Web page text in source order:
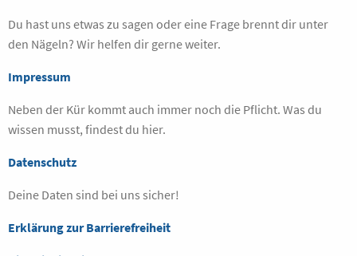
Du hast uns etwas zu sagen oder eine Frage brennt dir unter
den Nägeln? Wir helfen dir gerne weiter.
Impressum
Neben der Kür kommt auch immer noch die Pflicht. Was du
wissen musst, findest du hier.
Datenschutz
Deine Daten sind bei uns sicher!
Erklärung zur Barrierefreiheit